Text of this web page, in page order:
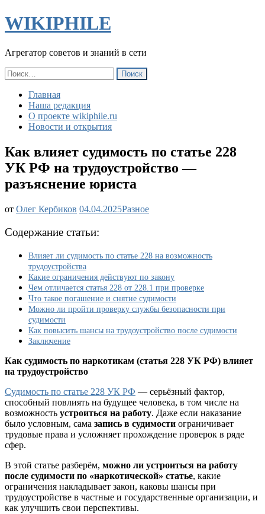
WIKIPHILE
Агрегатор советов и знаний в сети
Найти:
Главная
Наша редакция
О проекте wikiphile.ru
Новости и открытия
Как влияет судимость по статье 228
УК РФ на трудоустройство —
разъяснение юриста
от Олег Кербиков 04.04.2025Как
статье
228
РФ
на
трудоустройство
—
разъяснение
юриста
Разное
Содержание статьи:
Влияет ли судимость по статье 228 на возможность
трудоустройства
Какие ограничения действуют по закону
Чем отличается статья 228 от 228.1 при проверке
Что такое погашение и снятие судимости
Можно ли пройти проверку службы безопасности при
судимости
Как повысить шансы на трудоустройство после судимости
Заключение
Как судимость по наркотикам (статья 228 УК РФ) влияет
на трудоустройство
Судимость по статье 228 УК РФ — серьёзный фактор,
способный повлиять на будущее человека, в том числе на
возможность устроиться на работу. Даже если наказание
было условным, сама запись в судимости ограничивает
трудовые права и усложняет прохождение проверок в ряде
сфер.
В этой статье разберём, можно ли устроиться на работу
после судимости по «наркотической» статье, какие
ограничения накладывает закон, каковы шансы при
трудоустройстве в частные и государственные организации, и
как улучшить свои перспективы.